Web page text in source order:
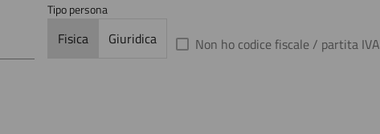
Tipo persona
Fisica Giuridica Non ho codice fiscale / partita IVA